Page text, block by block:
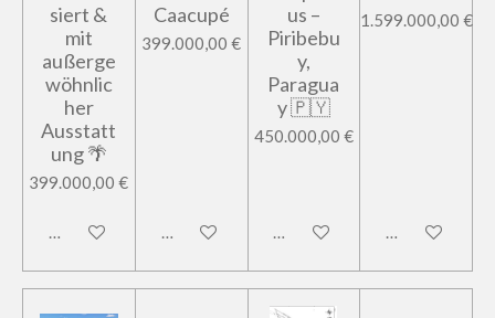
siert &
mit
außerge
wöhnlic
her
Ausstatt
ung 🌴
399.000,00 €
In den Warenkorb
Caacupé
399.000,00 €
In den Warenkorb
us –
Piribebu
y,
Paragua
y 🇵🇾
450.000,00 €
In den Warenkorb
1.599.000,00 €
In den